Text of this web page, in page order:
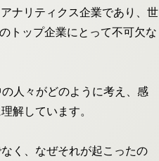
ナリティクス企業であり、世
トップ企業にとって不可欠な
人々がどのように考え、感
解しています。
く、なぜそれが起こったの